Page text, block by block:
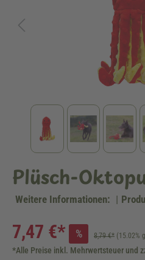
Plüsch-
Weitere Informationen: |
7,47 €* % 8,79 €* (15.02%
*Alle Preise inkl. Mehrwertsteuer und